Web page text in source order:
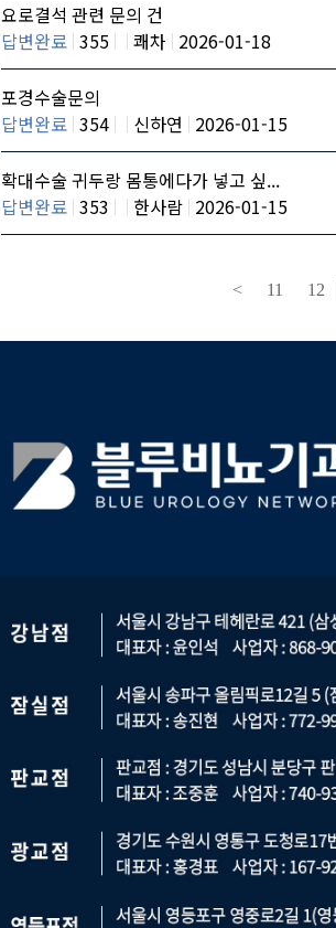
요로결석 관련 문의 건
답변완료 355 쾌차 2026-01-18
포경수술문의
답변완료 354 신하연 2026-01-15
확대수술 귀두랑 몸통에다가 넣고 싶...
답변완료 353 한사람 2026-01-15
< 11 12